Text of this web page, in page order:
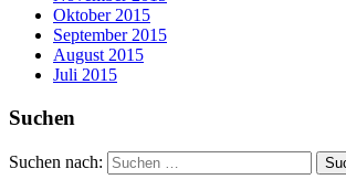
Oktober 2015
September 2015
August 2015
Juli 2015
Suchen
Suchen nach: